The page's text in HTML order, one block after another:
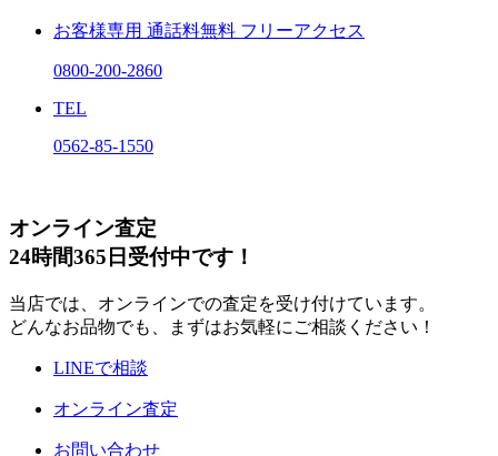
お客様専用 通話料無料 フリーアクセス
0800-200-2860
TEL
0562-85-1550
オンライン査定
24時間365日受付中です！
当店では、オンラインでの査定を受け付けています。
どんなお品物でも、まずはお気軽にご相談ください！
LINEで相談
オンライン査定
お問い合わせ